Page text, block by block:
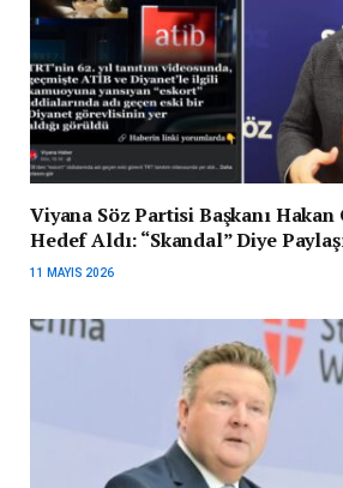
Viyana Söz Partisi Başkanı
Hedef Aldı: “Skandal” Diye
11 MAYIS 2026